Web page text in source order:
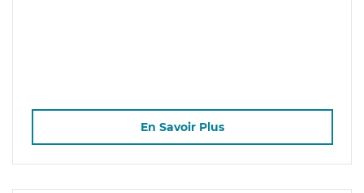
En Savoir Plus